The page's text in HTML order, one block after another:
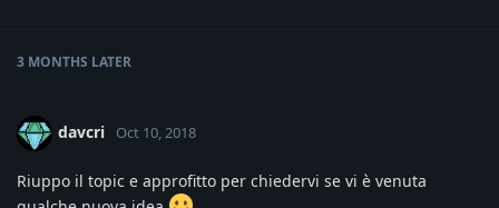
3 MONTHS LATER
davcri Oct 10, 2018
Riuppo il topic e approfitto per chiedervi se vi è venuta